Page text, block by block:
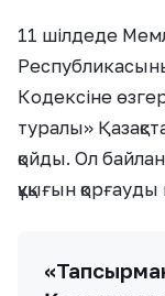
11 шілдеде
Кодексіне
туралы»
қойды. Ол
құқығын